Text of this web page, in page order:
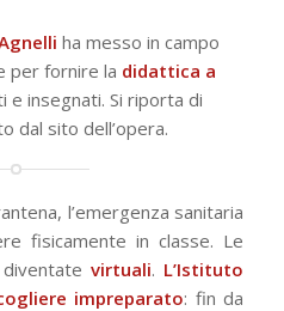
ha messo in campo
per fornire la didattica a
e insegnati. Si riporta di
dal sito dell’opera.
l’emergenza sanitaria
fisicamente in classe. Le
diventatevirtuali. L’Istituto
impreparato: fin da